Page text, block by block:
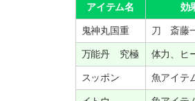
アイテム名
効
鬼神丸国重 刀 斎藤
万能丹 究極 体力、ヒ
スッポン 魚アイテ